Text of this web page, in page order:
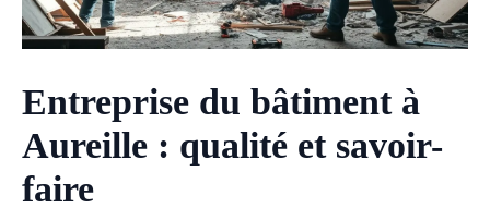
Entreprise du bâtiment à
Aureille : qualité et savoir-
faire